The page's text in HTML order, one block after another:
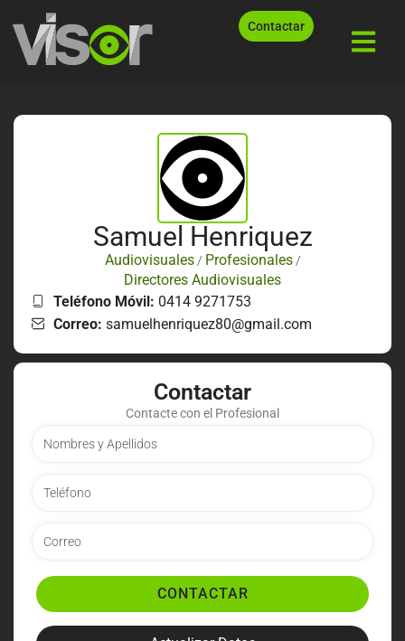
Contactar
Samuel Henriquez
Audiovisuales/ Profesionales/
Directores Audiovisuales
Teléfono Móvil: 0414 9271753
Correo: samuelhenriquez80@gmail.com
Contactar
Contacte con el Profesional
CONTACTAR